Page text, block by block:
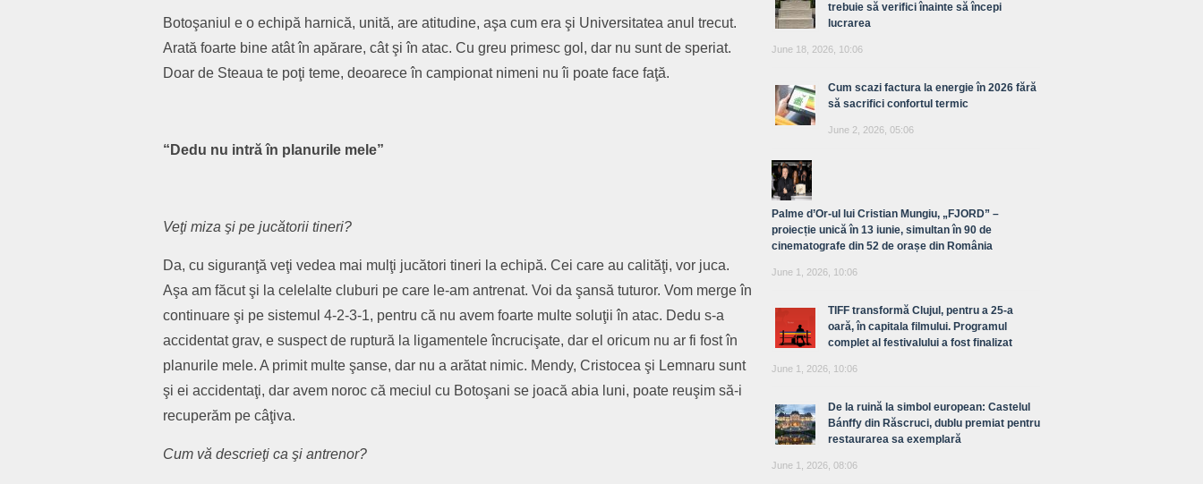
Botoşaniul e o echipă harnică, unită, are atitudine, aşa cum era şi Universitatea anul trecut.
Arată foarte bine atât în apărare, cât şi în atac. Cu greu primesc gol, dar nu sunt de speriat.
Doar de Steaua te poţi teme, deoarece în campionat nimeni nu îi poate face faţă.
“Dedu nu intră în planurile mele”
Veţi miza şi pe jucătorii tineri?
Da, cu siguranţă veţi vedea mai mulţi jucători tineri la echipă. Cei care au calităţi, vor juca.
Aşa am făcut şi la celelalte cluburi pe care le-am antrenat. Voi da şansă tuturor. Vom merge în
continuare şi pe sistemul 4-2-3-1, pentru că nu avem foarte multe soluţii în atac. Dedu s-a
accidentat grav, e suspect de ruptură la ligamentele încrucişate, dar el oricum nu ar fi fost în
planurile mele. A primit multe şanse, dar nu a arătat nimic. Mendy, Cristocea şi Lemnaru sunt
şi ei accidentaţi, dar avem noroc că meciul cu Botoşani se joacă abia luni, poate reuşim să-i
recuperăm pe câţiva.
Cum vă descrieţi ca şi antrenor?
trebuie să verifici înainte să începi
lucrarea
June 18, 2026, 10:06
Cum scazi factura la energie în 2026 fără
să sacrifici confortul termic
June 2, 2026, 05:06
Palme d’Or-ul lui Cristian Mungiu, „FJORD” –
proiecție unică în 13 iunie, simultan în 90 de
cinematografe din 52 de orașe din România
June 1, 2026, 10:06
TIFF transformă Clujul, pentru a 25-a
oară, în capitala filmului. Programul
complet al festivalului a fost finalizat
June 1, 2026, 10:06
De la ruină la simbol european: Castelul
Bánffy din Răscruci, dublu premiat pentru
restaurarea sa exemplară
June 1, 2026, 08:06